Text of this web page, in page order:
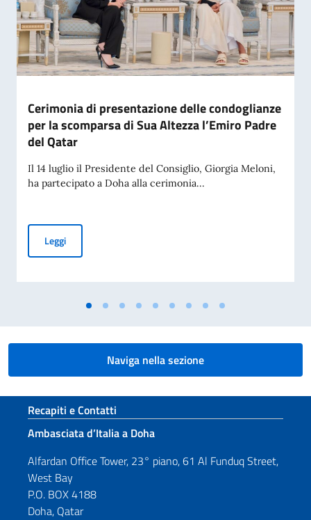
Cerimonia di presentazione delle condoglianze
per la scomparsa di Sua Altezza l’Emiro Padre
del Qatar
Il 14 luglio il Presidente del Consiglio, Giorgia Meloni,
ha partecipato a Doha alla cerimonia...
LeggiCerimonia di presentazione delle condoglianze per la
Naviga nella sezione
Sezione footer
Recapiti e Contatti
Ambasciata d’Italia a Doha
Alfardan Office Tower, 23° piano, 61 Al Funduq Street,
West Bay
P.O. BOX 4188
Doha, Qatar